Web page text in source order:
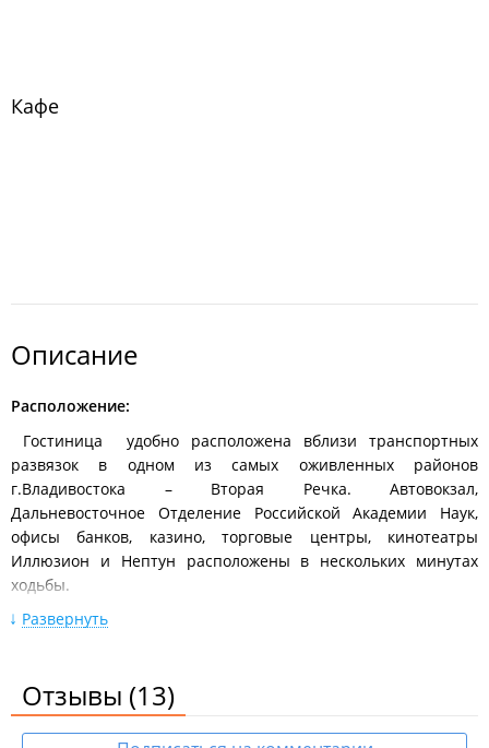
Кафе
Описание
Расположение:
Гостиница удобно расположена вблизи транспортных
развязок в одном из самых оживленных районов
г.Владивостока – Вторая Речка. Автовокзал,
Дальневосточное Отделение Российской Академии Наук,
офисы банков, казино, торговые центры, кинотеатры
Иллюзион и Нептун расположены в нескольких минутах
ходьбы.
Размещение:
23 одноместных номера;
1 полулюкс;
Развернуть
Отзывы (13)